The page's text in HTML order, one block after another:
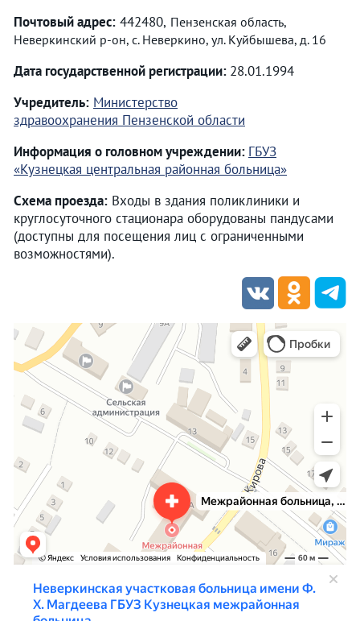
Почтовый адрес: 442480, Пензенская область,
Неверкинский р-он, с. Неверкино, ул. Куйбышева, д. 16
Дата государственной регистрации: 28.01.1994
Учредитель: Министерство
здравоохранения Пензенской области
Информация о головном учреждении: ГБУЗ
«Кузнецкая центральная районная больница»
Схема проезда: Входы в здания поликлиники и
круглосуточного стационара оборудованы пандусами
(доступны для посещения лиц с ограниченными
возможностями).